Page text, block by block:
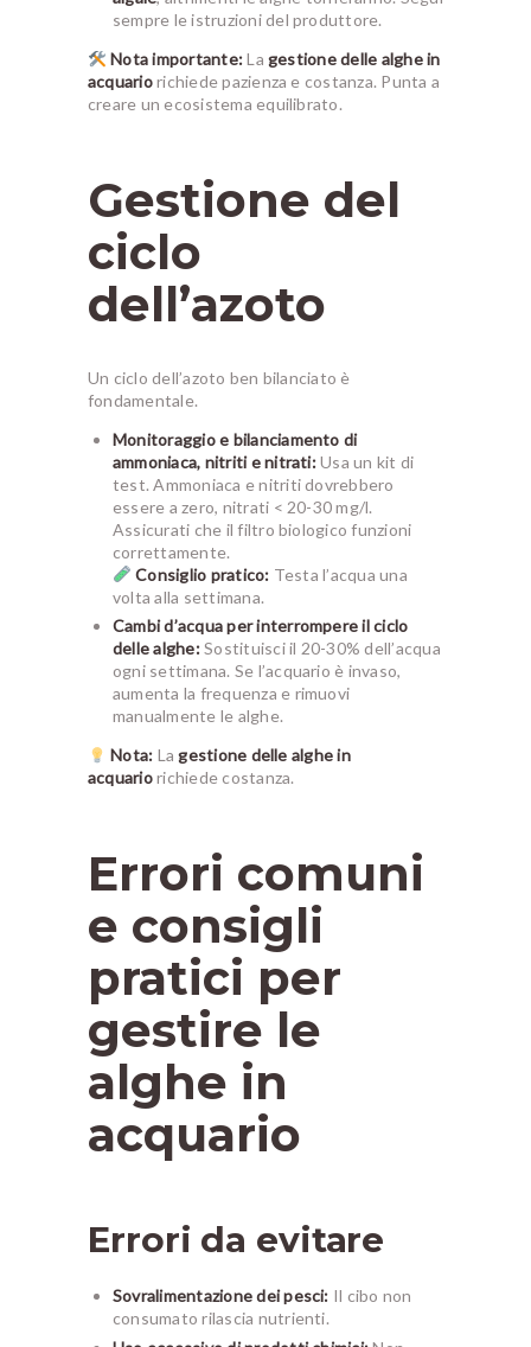
sempre le istruzioni del produttore.
Nota importante:La gestione delle alghe in
acquariorichiede pazienza e costanza. Punta a
creare un ecosistema equilibrato.
Gestione del
ciclo
dell’azoto
Un ciclo dell’azoto ben bilanciato è
fondamentale.
Monitoraggio e bilanciamento di
ammoniaca, nitriti e nitrati:Usa un kit di
test. Ammoniaca e nitriti dovrebbero
essere a zero, nitrati < 20-30 mg/l.
Assicurati che il filtro biologico funzioni
correttamente.
Consiglio pratico: Testa l’acqua una
volta alla settimana.
Cambi d’acqua per interrompere il ciclo
delle alghe:Sostituisci il 20-30% dell’acqua
ogni settimana. Se l’acquario è invaso,
aumenta la frequenza e rimuovi
manualmente le alghe.
Nota: Lagestione delle alghe in
acquariorichiede costanza.
Errori comuni
e consigli
pratici per
gestire le
alghe in
acquario
Errori da evitare
Sovralimentazione dei pesci: Il cibo non
consumato rilascia nutrienti.